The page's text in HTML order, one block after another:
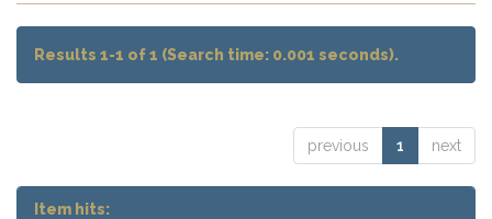
Results 1-1 of 1 (Search time: 0.001 seconds).
previous 1 next
Item hits: